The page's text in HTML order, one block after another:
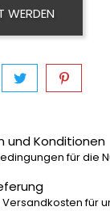
WERDEN
und Konditionen
für die
für